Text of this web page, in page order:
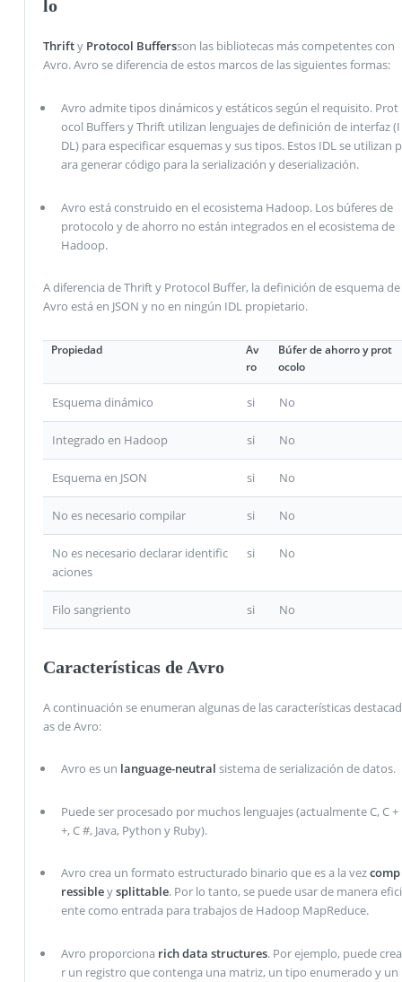
lo
Thrifty Protocol Buffersson las bibliotecas más competentes con
Avro. Avro se diferencia de estos marcos de las siguientes formas:
Avro admite tipos dinámicos y estáticos según el requisito. Prot
ocol Buffers y Thrift utilizan lenguajes de definición de interfaz (I
DL) para especificar esquemas y sus tipos. Estos IDL se utilizan p
ara generar código para la serialización y deserialización.
Avro está construido en el ecosistema Hadoop. Los búferes de
protocolo y de ahorro no están integrados en el ecosistema de
Hadoop.
A diferencia de Thrift y Protocol Buffer, la definición de esquema de
Avro está en JSON y no en ningún IDL propietario.
Propiedad
Av
ro
Búfer de ahorro y prot
ocolo
Esquema dinámico si No
Integrado en Hadoop si No
Esquema en JSON si No
No es necesario compilar si No
No es necesario declarar identific
aciones
si No
Filo sangriento si No
Características de Avro
A continuación se enumeran algunas de las características destacad
as de Avro:
Avro es un language-neutral sistema de serialización de datos.
Puede ser procesado por muchos lenguajes (actualmente C, C +
+, C #, Java, Python y Ruby).
Avro crea un formato estructurado binario que es a la vezcomp
ressibleysplittable. Por lo tanto, se puede usar de manera efici
ente como entrada para trabajos de Hadoop MapReduce.
Avro proporciona rich data structures. Por ejemplo, puede crea
r un registro que contenga una matriz, un tipo enumerado y un